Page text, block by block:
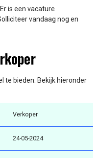
is een vacature
vandaag nog en
te bieden. Bekijk hieronder
Verkoper
24-05-2024